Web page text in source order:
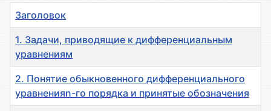
Заголовок
1. Задачи, приводящие к дифференциальным
уравнениям
2. Понятие обыкновенного дифференциального
уравненияn-го порядка и принятые обозначения